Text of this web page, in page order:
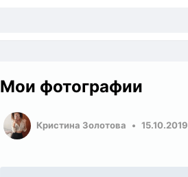
Мои фотографии
Кристина Золотова 15.10.2019